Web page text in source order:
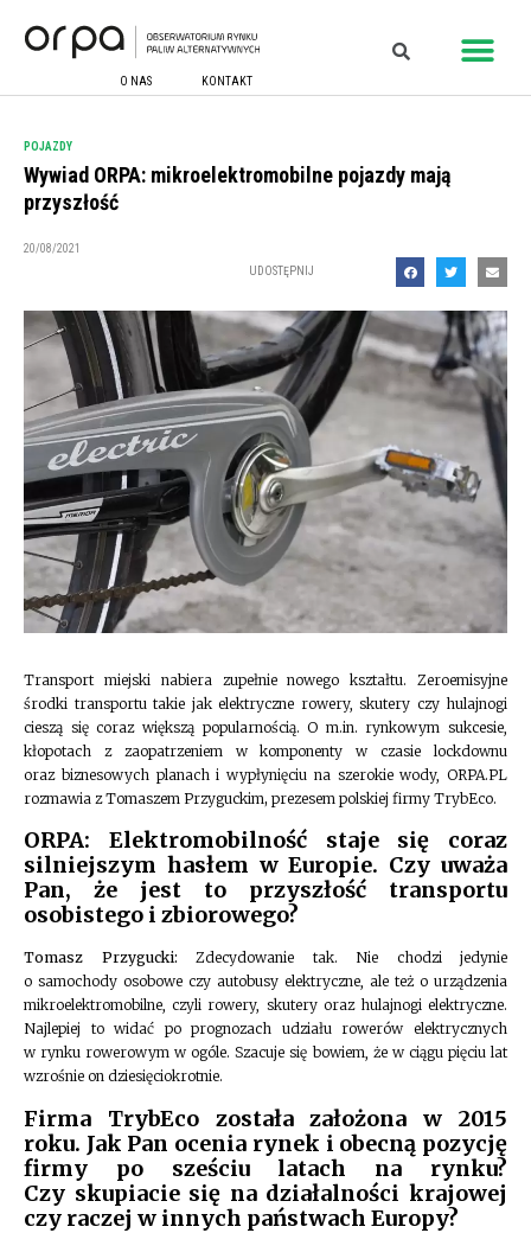
O NAS KONTAKT
POJAZDY
Wywiad ORPA: mikroelektromobilne pojazdy mają
przyszłość
20/08/2021
UDOSTĘPNIJ
Transport miejski nabiera zupełnie nowego kształtu. Zeroemisyjne
środki transportu takie jak elektryczne rowery, skutery czy hulajnogi
cieszą się coraz większą popularnością. O m.in. rynkowym sukcesie,
kłopotach z zaopatrzeniem w komponenty w czasie lockdownu
oraz biznesowych planach i wypłynięciu na szerokie wody, ORPA.PL
rozmawia z Tomaszem Przyguckim, prezesem polskiej firmy TrybEco.
ORPA: Elektromobilność staje się coraz
silniejszym hasłem w Europie. Czy uważa
Pan, że jest to przyszłość transportu
osobistego i zbiorowego?
Tomasz Przygucki: Zdecydowanie tak. Nie chodzi jedynie
o samochody osobowe czy autobusy elektryczne, ale też o urządzenia
mikroelektromobilne, czyli rowery, skutery oraz hulajnogi elektryczne.
Najlepiej to widać po prognozach udziału rowerów elektrycznych
w rynku rowerowym w ogóle. Szacuje się bowiem, że w ciągu pięciu lat
wzrośnie on dziesięciokrotnie.
Firma TrybEco została założona w 2015
roku. Jak Pan ocenia rynek i obecną pozycję
firmy po sześciu latach na rynku?
Czy skupiacie się na działalności krajowej
czy raczej w innych państwach Europy?